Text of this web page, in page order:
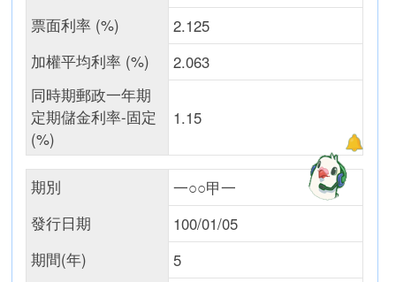
票面利率 (%)
2.125
加權平均利率 (%)
2.063
同時期郵政一年期
定期儲金利率-固定
(%)
1.15
期別
一○○甲一
發行日期
100/01/05
期間(年)
5